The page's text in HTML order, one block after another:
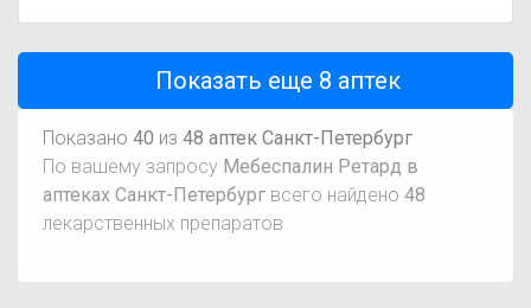
Показать еще 8 аптек
Показано 40 из 48 аптек Санкт-Петербург
По вашему запросу Мебеспалин Ретард в
аптеках Санкт-Петербург всего найдено 48
лекарственных препаратов